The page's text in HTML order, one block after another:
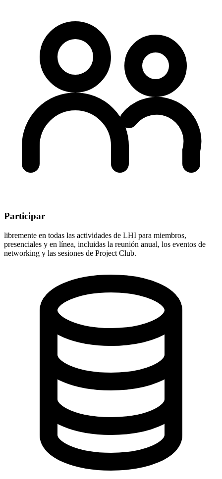
Participar
libremente en todas las actividades de LHI para miembros,
presenciales y en línea, incluidas la reunión anual, los eventos de
networking y las sesiones de Project Club.